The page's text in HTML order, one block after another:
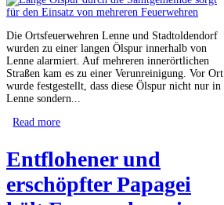
Die Ortsfeuerwehren Lenne und Stadtoldendorf
wurden zu einer langen Ölspur innerhalb von
Lenne alarmiert. Auf mehreren innerörtlichen
Straßen kam es zu einer Verunreinigung. Vor Ort
wurde festgestellt, dass diese Ölspur nicht nur in
Lenne sondern...
Read more
Entflohener und
erschöpfter Papagei